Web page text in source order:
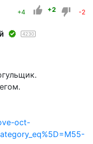
+4 +2 -2
4230
oct-